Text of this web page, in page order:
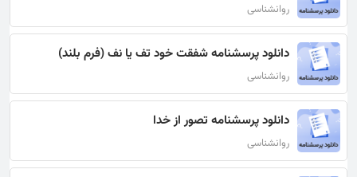
روانشناسی
دانلود پرسشنامه شفقت خود تف یا نف (فرم بلند)
روانشناسی
دانلود پرسشنامه تصور از خدا
روانشناسی